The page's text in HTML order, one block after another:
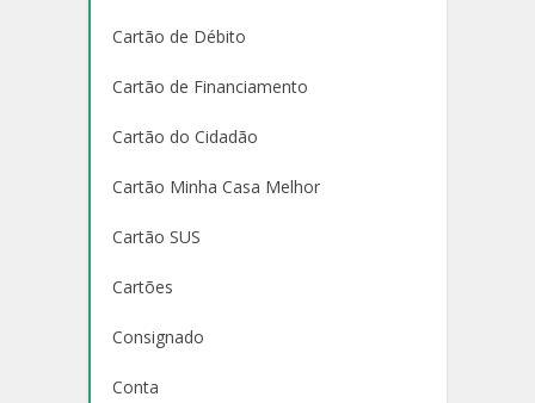
Cartão de Débito
Cartão de Financiamento
Cartão do Cidadão
Cartão Minha Casa Melhor
Cartão SUS
Cartões
Consignado
Conta